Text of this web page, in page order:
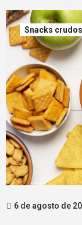
Snacks crudos
6 de agosto de